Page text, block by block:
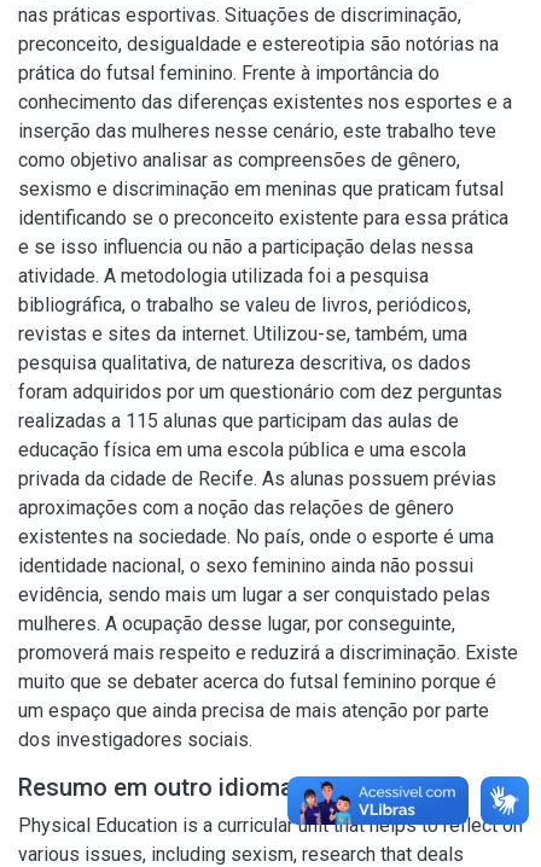
nas práticas esportivas. Situações de discriminação,
preconceito, desigualdade e estereotipia são notórias na
prática do futsal feminino. Frente à importância do
conhecimento das diferenças existentes nos esportes e a
inserção das mulheres nesse cenário, este trabalho teve
como objetivo analisar as compreensões de gênero,
sexismo e discriminação em meninas que praticam futsal
identificando se o preconceito existente para essa prática
e se isso influencia ou não a participação delas nessa
atividade. A metodologia utilizada foi a pesquisa
bibliográfica, o trabalho se valeu de livros, periódicos,
revistas e sites da internet. Utilizou-se, também, uma
pesquisa qualitativa, de natureza descritiva, os dados
foram adquiridos por um questionário com dez perguntas
realizadas a 115 alunas que participam das aulas de
educação física em uma escola pública e uma escola
privada da cidade de Recife. As alunas possuem prévias
aproximações com a noção das relações de gênero
existentes na sociedade. No país, onde o esporte é uma
identidade nacional, o sexo feminino ainda não possui
evidência, sendo mais um lugar a ser conquistado pelas
mulheres. A ocupação desse lugar, por conseguinte,
promoverá mais respeito e reduzirá a discriminação. Existe
muito que se debater acerca do futsal feminino porque é
um espaço que ainda precisa de mais atenção por parte
dos investigadores sociais.
Resumo em outro idioma
Physical Education is a curricular unit that helps to reflect on
various issues, including sexism, research that deals